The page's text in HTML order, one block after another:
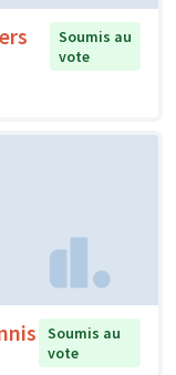
Soumis au
vote
Soumis au
vote